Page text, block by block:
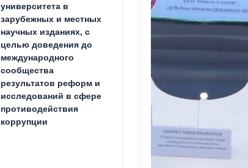
университета в
зарубежных и местных
научных изданиях, с
целью доведения до
международного
сообщества
результатов реформ и
исследований в сфере
противодействия
коррупции